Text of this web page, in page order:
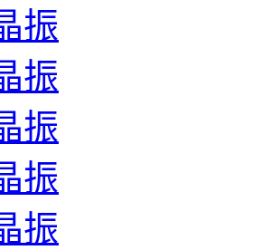
振
振
振
振
振